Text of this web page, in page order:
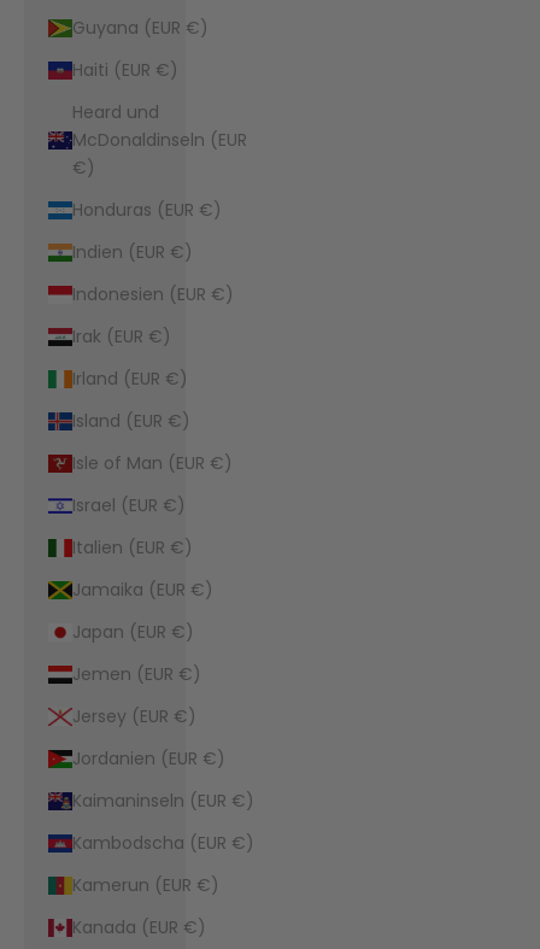
Guyana (EUR €)
Haiti (EUR €)
Heard und
McDonaldinseln (EUR
€)
Honduras (EUR €)
Indien (EUR €)
Indonesien (EUR €)
Irak (EUR €)
Irland (EUR €)
Island (EUR €)
Isle of Man (EUR €)
Israel (EUR €)
Italien (EUR €)
Jamaika (EUR €)
Japan (EUR €)
Jemen (EUR €)
Jersey (EUR €)
Jordanien (EUR €)
Kaimaninseln (EUR €)
Kambodscha (EUR €)
Kamerun (EUR €)
Kanada (EUR €)